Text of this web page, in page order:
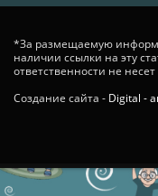
*За размещаемую
наличии ссылки на эту
ответственности не несет
Создание сайта - Digital -